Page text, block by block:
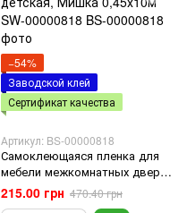
−54%
Заводской клей
Сертификат качества
Артикул: BS-00000818
Самоклеющаяся пленка для
мебели межкомнатных дверей
декора интерьера детская,
Мишка 0,45х10м SW-00000818
215.00 грн 470.40 грн